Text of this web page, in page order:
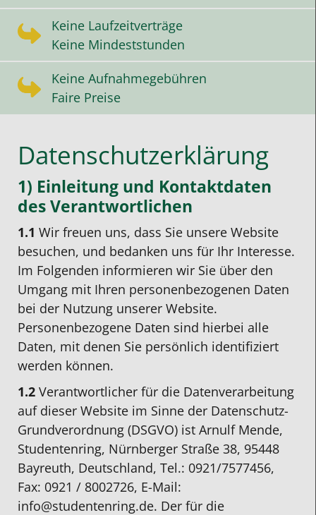
Keine Laufzeitverträge
Keine Mindeststunden
Keine Aufnahmegebühren
Faire Preise
Datenschutzerklärung
1) Einleitung und Kontaktdaten
des Verantwortlichen
1.1 Wir freuen uns, dass Sie unsere Website
besuchen, und bedanken uns für Ihr Interesse.
Im Folgenden informieren wir Sie über den
Umgang mit Ihren personenbezogenen Daten
bei der Nutzung unserer Website.
Personenbezogene Daten sind hierbei alle
Daten, mit denen Sie persönlich identifiziert
werden können.
1.2 Verantwortlicher für die Datenverarbeitung
auf dieser Website im Sinne der Datenschutz-
Grundverordnung (DSGVO) ist Arnulf Mende,
Studentenring, Nürnberger Straße 38, 95448
Bayreuth, Deutschland, Tel.: 0921/7577456,
Fax: 0921 / 8002726, E-Mail:
info@studentenring.de. Der für die